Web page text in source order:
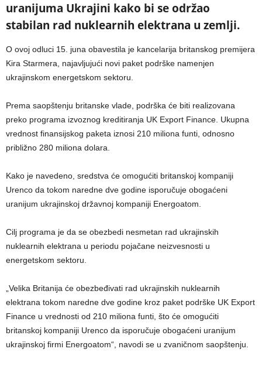
uranijuma Ukrajini kako bi se održao
stabilan rad nuklearnih elektrana u zemlji.
O ovoj odluci 15. juna obavestila je kancelarija britanskog premijera
Kira Starmera, najavljujući novi paket podrške namenjen
ukrajinskom energetskom sektoru.
Prema saopštenju britanske vlade, podrška će biti realizovana
preko programa izvoznog kreditiranja UK Export Finance. Ukupna
vrednost finansijskog paketa iznosi 210 miliona funti, odnosno
približno 280 miliona dolara.
Kako je navedeno, sredstva će omogućiti britanskoj kompaniji
Urenco da tokom naredne dve godine isporučuje obogaćeni
uranijum ukrajinskoj državnoj kompaniji Energoatom.
Cilj programa je da se obezbedi nesmetan rad ukrajinskih
nuklearnih elektrana u periodu pojačane neizvesnosti u
energetskom sektoru.
„Velika Britanija će obezbeđivati rad ukrajinskih nuklearnih
elektrana tokom naredne dve godine kroz paket podrške UK Export
Finance u vrednosti od 210 miliona funti, što će omogućiti
britanskoj kompaniji Urenco da isporučuje obogaćeni uranijum
ukrajinskoj firmi Energoatom“, navodi se u zvaničnom saopštenju.